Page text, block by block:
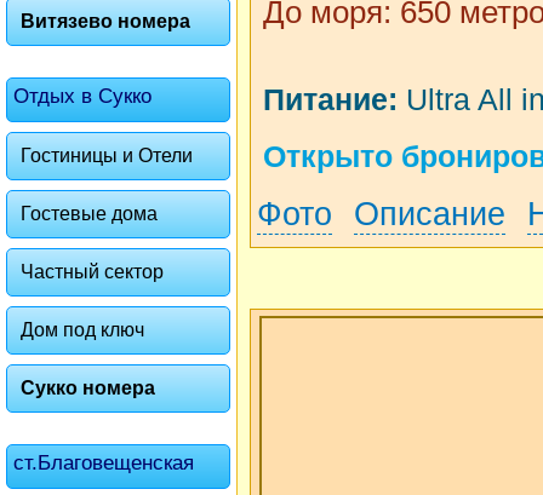
Витязево номера
Отдых в Сукко
Гостиницы и Отели
Гостевые дома
Частный сектор
Дом под ключ
Сукко номера
ст.Благовещенская
До моря: 650
Питание: Ultra All
Открыто
Фото Описание